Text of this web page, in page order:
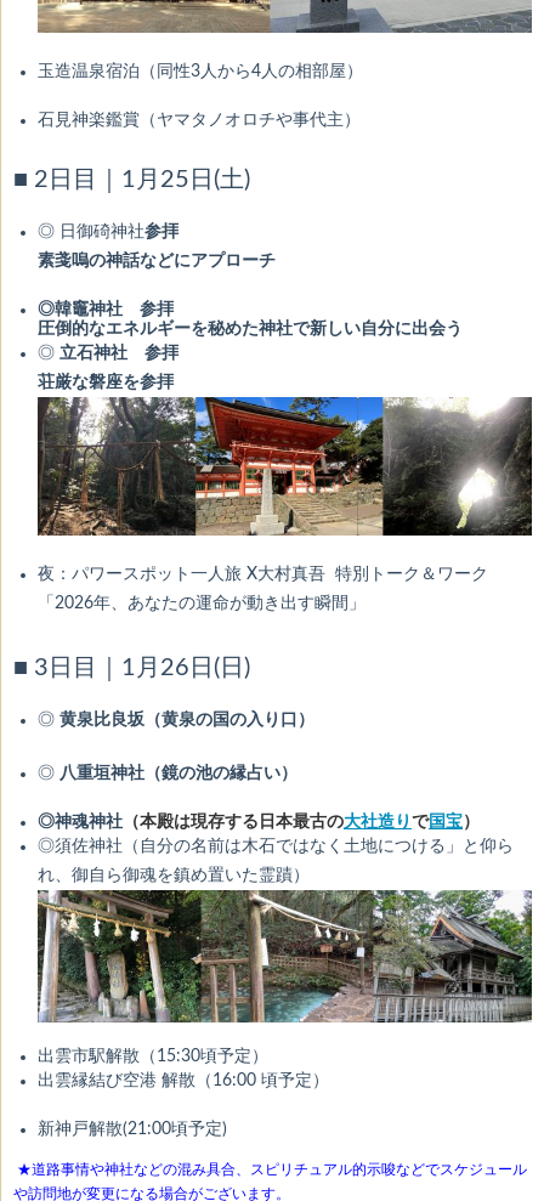
玉造温泉宿泊（同性3人から4人の相部屋）
石見神楽鑑賞（ヤマタノオロチや事代主）
■ 2日目｜1月25日(土)
◎ 日御碕神社参拝
素戔嗚の神話などにアプローチ
◎韓竈神社 参拝
圧倒的なエネルギーを秘めた神社で新しい自分に出会う
◎ 立石神社 参拝
荘厳な磐座を参拝
夜：パワースポット一人旅 X大村真吾 特別トーク＆ワーク
「2026年、あなたの運命が動き出す瞬間」
■ 3日目｜1月26日(日)
◎ 黄泉比良坂（黄泉の国の入り口）
◎ 八重垣神社（鏡の池の縁占い）
◎神魂神社 （本殿は現存する日本最古の大社造り で国宝）
◎須佐神社（自分の名前は木石ではなく土地につける」と仰ら
れ、御自ら御魂を鎮め置いた霊蹟）
出雲市駅解散（15:30頃予定）
出雲縁結び空港 解散（16:00 頃予定）
新神戸解散(21:00頃予定)
★道路事情や神社などの混み具合、スピリチュアル的示唆などでスケジュール
や訪問地が変更になる場合がございます。